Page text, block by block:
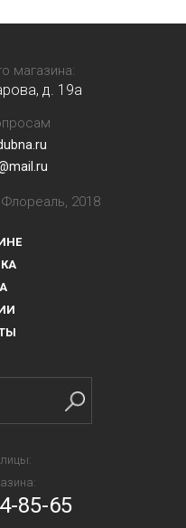
магазина:
д. 19a
2018
85-65